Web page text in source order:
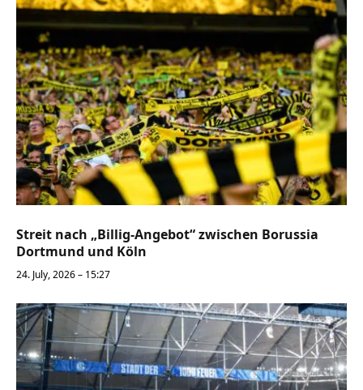
Streit nach „Billig-Angebot“ zwischen Borussia
Dortmund und Köln
24. July, 2026 – 15:27